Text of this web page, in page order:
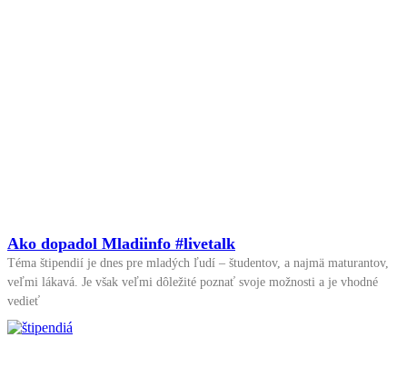
Ako dopadol Mladiinfo #livetalk
Téma štipendií je dnes pre mladých ľudí – študentov, a najmä maturantov,
veľmi lákavá. Je však veľmi dôležité poznať svoje možnosti a je vhodné
vedieť